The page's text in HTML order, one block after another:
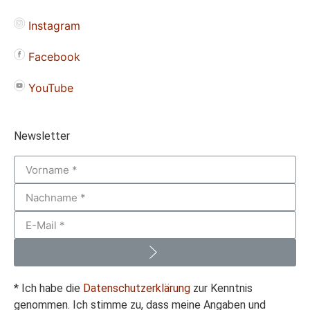
Instagram
Facebook
YouTube
Newsletter
* Ich habe die Datenschutzerklärung zur Kenntnis
genommen. Ich stimme zu, dass meine Angaben und